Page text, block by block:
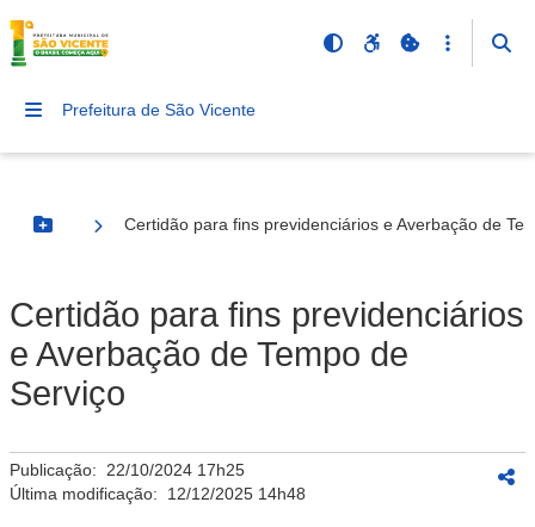
Prefeitura de São Vicente
Botão Menu
Certidão para fins previdenciários e Averbação de
Certidão para fins previdenciários
e Averbação de Tempo de
Serviço
Publicação: 22/10/2024 17h25
Última modificação: 12/12/2025 14h48